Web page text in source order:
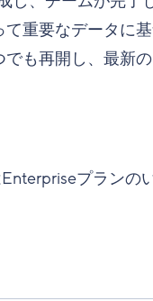
重要なデータに
も再開し、最新
プランの